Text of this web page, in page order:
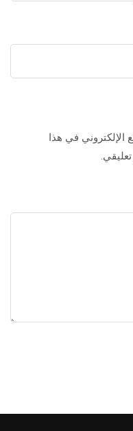
الإلكتروني في هذا